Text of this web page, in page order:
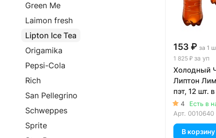
153 ₽ за 1
1 825 ₽ за уп
Холодный
Липтон
пэт, 12 шт.
4
Есть в
Арт. 0010640
В корзину
Green Me
Laimon fresh
Lipton Ice Tea
Origamika
Pepsi-Cola
Rich
San Pellegrino
Schweppes
Sprite